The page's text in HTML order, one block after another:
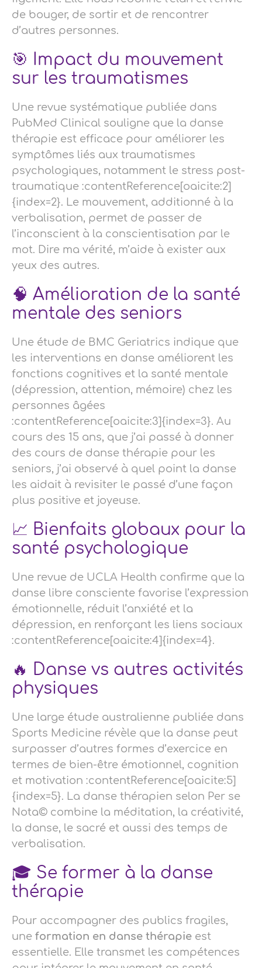
de bouger, de sortir et de rencontrer
d’autres personnes.
🎯 Impact du mouvement
sur les traumatismes
Une revue systématique publiée dans
PubMed Clinical souligne que la danse
thérapie est efficace pour améliorer les
symptômes liés aux traumatismes
psychologiques, notamment le stress post-
traumatique :contentReference[oaicite:2]
{index=2}. Le mouvement, additionné à la
verbalisation, permet de passer de
l’inconscient à la conscientisation par le
mot. Dire ma vérité, m’aide à exister aux
yeux des autres.
🧠 Amélioration de la santé
mentale des seniors
Une étude de BMC Geriatrics indique que
les interventions en danse améliorent les
fonctions cognitives et la santé mentale
(dépression, attention, mémoire) chez les
personnes âgées
:contentReference[oaicite:3]{index=3}. Au
cours des 15 ans, que j’ai passé à donner
des cours de danse thérapie pour les
seniors, j’ai observé à quel point la danse
les aidait à revisiter le passé d’une façon
plus positive et joyeuse.
📈 Bienfaits globaux pour la
santé psychologique
Une revue de UCLA Health confirme que la
danse libre consciente favorise l’expression
émotionnelle, réduit l’anxiété et la
dépression, en renforçant les liens sociaux
:contentReference[oaicite:4]{index=4}.
🔥 Danse vs autres activités
physiques
Une large étude australienne publiée dans
Sports Medicine révèle que la danse peut
surpasser d’autres formes d’exercice en
termes de bien-être émotionnel, cognition
et motivation :contentReference[oaicite:5]
{index=5}. La danse thérapien selon Per se
Nota© combine la méditation, la créativité,
la danse, le sacré et aussi des temps de
verbalisation.
🎓 Se former à la danse
thérapie
Pour accompagner des publics fragiles,
uneformation en danse thérapie est
essentielle. Elle transmet les compétences